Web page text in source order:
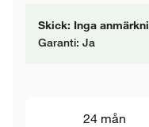
Skick: Inga
Garanti: Ja
24 mån